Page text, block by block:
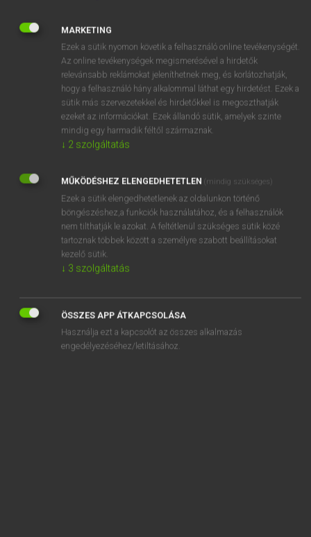
iszik
SZOTAR.NET APPLIKÁCIÓ
ONLINE NYELVVIZSGA
MARKETING
Ezek a sütik nyomon követik a felhasználó online tevékenységét.
Az online tevékenységek megismerésével a hirdetők
relevánsabb reklámokat jeleníthetnek meg, és korlátozhatják,
hogy a felhasználó hány alkalommal láthat egy hirdetést. Ezek a
sütik más szervezetekkel és hirdetőkkel is megoszthatják
ezeket az információkat. Ezek állandó sütik, amelyek szinte
mindig egy harmadik féltől származnak.
↓ 2 szolgáltatás
MŰKÖDÉSHEZ ELENGEDHETETLEN (mindig szükséges)
Ezek a sütik elengedhetetlenek az oldalunkon történő
böngészéshez,a funkciók használatához, és a felhasználók
nem tilthatják le azokat. A feltétlenül szükséges sütik közé
tartoznak többek között a személyre szabott beállításokat
kezelő sütik.
↓ 3 szolgáltatás
ÖSSZES APP ÁTKAPCSOLÁSA
Használja ezt a kapcsolót az összes alkalmazás
engedélyezéséhez/letiltásához.